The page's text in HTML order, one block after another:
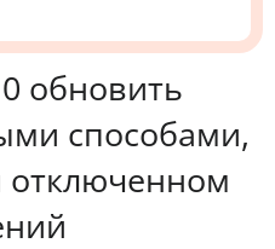
обновить
способами,
отключенном